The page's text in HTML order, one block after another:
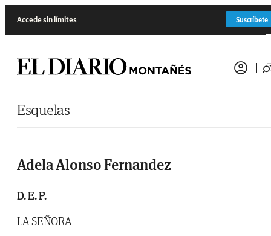
Accede sin límites Suscríbete
Esquelas
Adela Alonso Fernandez
D. E. P.
LA SEÑORA